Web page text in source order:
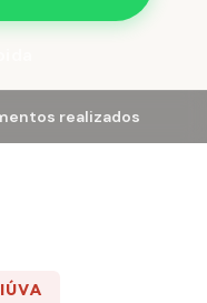
realizados